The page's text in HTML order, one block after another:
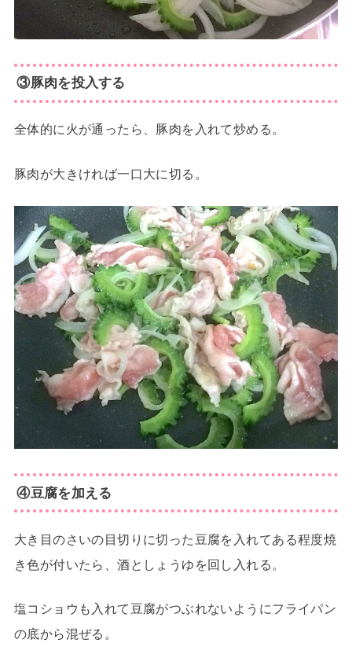
③豚肉を投入する
全体的に火が通ったら、豚肉を入れて炒める。
豚肉が大きければ一口大に切る。
④豆腐を加える
大き目のさいの目切りに切った豆腐を入れてある程度焼
き色が付いたら、酒としょうゆを回し入れる。
塩コショウも入れて豆腐がつぶれないようにフライパン
の底から混ぜる。